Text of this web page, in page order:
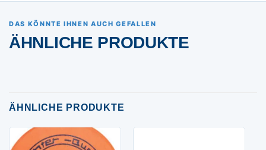
DAS KÖNNTE IHNEN AUCH GEFALLEN
ÄHNLICHE PRODUKTE
ÄHNLICHE PRODUKTE